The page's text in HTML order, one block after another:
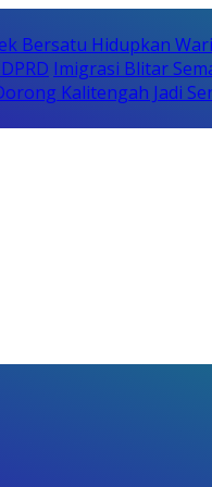
Bersatu Hidupkan
Imigrasi Blitar
Kalitengah Jadi